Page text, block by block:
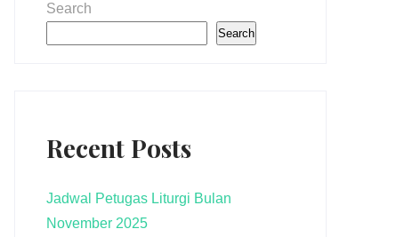
Search
Search
Recent Posts
Jadwal Petugas Liturgi Bulan
November 2025